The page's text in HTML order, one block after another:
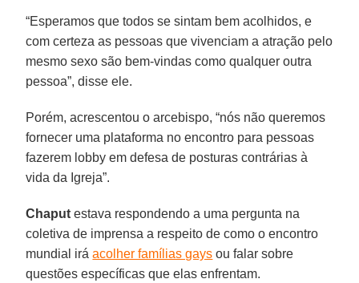
“Esperamos que todos se sintam bem acolhidos, e
com certeza as pessoas que vivenciam a atração pelo
mesmo sexo são bem-vindas como qualquer outra
pessoa”, disse ele.
Porém, acrescentou o arcebispo, “nós não queremos
fornecer uma plataforma no encontro para pessoas
fazerem lobby em defesa de posturas contrárias à
vida da Igreja”.
Chaput estava respondendo a uma pergunta na
coletiva de imprensa a respeito de como o encontro
mundial iráacolher famílias gays ou falar sobre
questões específicas que elas enfrentam.